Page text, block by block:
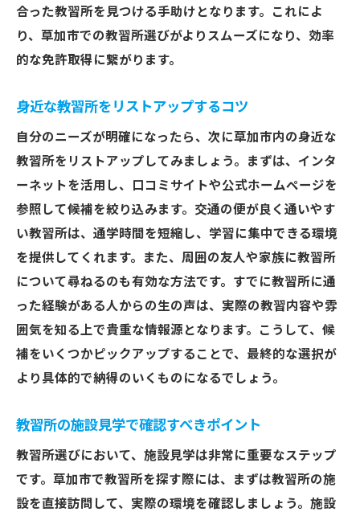
高評価を得る教習所の秘密
ネガティブな口コミをどう捉えるか
口コミサイトを利用した効率的な情報収集
草加市の教習所で快適な学習環境を手に入れる
方法
居心地の良い教室環境の見極め方
最新設備が整った教習所の魅力
仲間と共に目指せる教習所選びのポイント
草加市での通学が楽な教習所を選ぶ
リラックスできる教習所の特徴
実習コースの設備充実度をチェック
休日や夜間に通える教習所の探し方
オンライン教習を提供する草加市の教習所
地元に根付いた教習所のメリット
家族や友人と一緒に通える教習所
合った教習所を見つける手助けとなります。これによ
り、草加市での教習所選びがよりスムーズになり、効率
的な免許取得に繋がります。
身近な教習所をリストアップするコツ
自分のニーズが明確になったら、次に草加市内の身近な
教習所をリストアップしてみましょう。まずは、インタ
ーネットを活用し、口コミサイトや公式ホームページを
参照して候補を絞り込みます。交通の便が良く通いやす
い教習所は、通学時間を短縮し、学習に集中できる環境
を提供してくれます。また、周囲の友人や家族に教習所
について尋ねるのも有効な方法です。すでに教習所に通
った経験がある人からの生の声は、実際の教習内容や雰
囲気を知る上で貴重な情報源となります。こうして、候
補をいくつかピックアップすることで、最終的な選択が
より具体的で納得のいくものになるでしょう。
教習所の施設見学で確認すべきポイント
教習所選びにおいて、施設見学は非常に重要なステップ
です。草加市で教習所を探す際には、まずは教習所の施
設を直接訪問して、実際の環境を確認しましょう。施設